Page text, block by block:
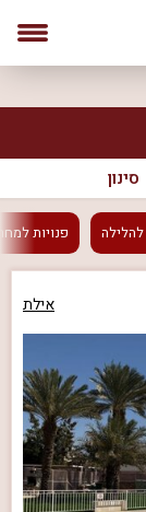
סינון
להלילה פנויות
אילת